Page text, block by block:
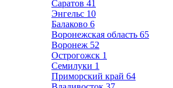
Саратов 41
Энгельс 10
Балаково 6
Воронежская область 65
Воронеж 52
Острогожск 1
Семилуки 1
Приморский край 64